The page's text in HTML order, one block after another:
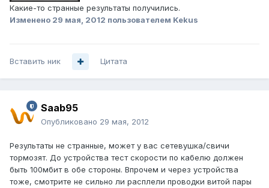
Какие-то странные результаты получились.
Изменено 29 мая, 2012 пользователем Kekus
Вставить ник Цитата
Saab95
Опубликовано 29 мая, 2012
Результаты не странные, может у вас сетевушка/свичи
тормозят. До устройства тест скорости по кабелю должен
быть 100мбит в обе стороны. Впрочем и через устройства
тоже, смотрите не сильно ли расплели проводки витой пары